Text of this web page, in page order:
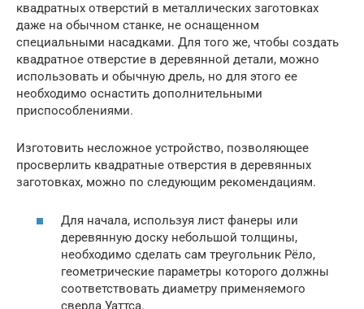
квадратных отверстий в металлических заготовках
даже на обычном станке, не оснащенном
специальными насадками. Для того же, чтобы создать
квадратное отверстие в деревянной детали, можно
использовать и обычную дрель, но для этого ее
необходимо оснастить дополнительными
приспособлениями.
Изготовить несложное устройство, позволяющее
просверлить квадратные отверстия в деревянных
заготовках, можно по следующим рекомендациям.
Для начала, используя лист фанеры или
деревянную доску небольшой толщины,
необходимо сделать сам треугольник Рёло,
геометрические параметры которого должны
соответствовать диаметру применяемого
сверла Уаттса.